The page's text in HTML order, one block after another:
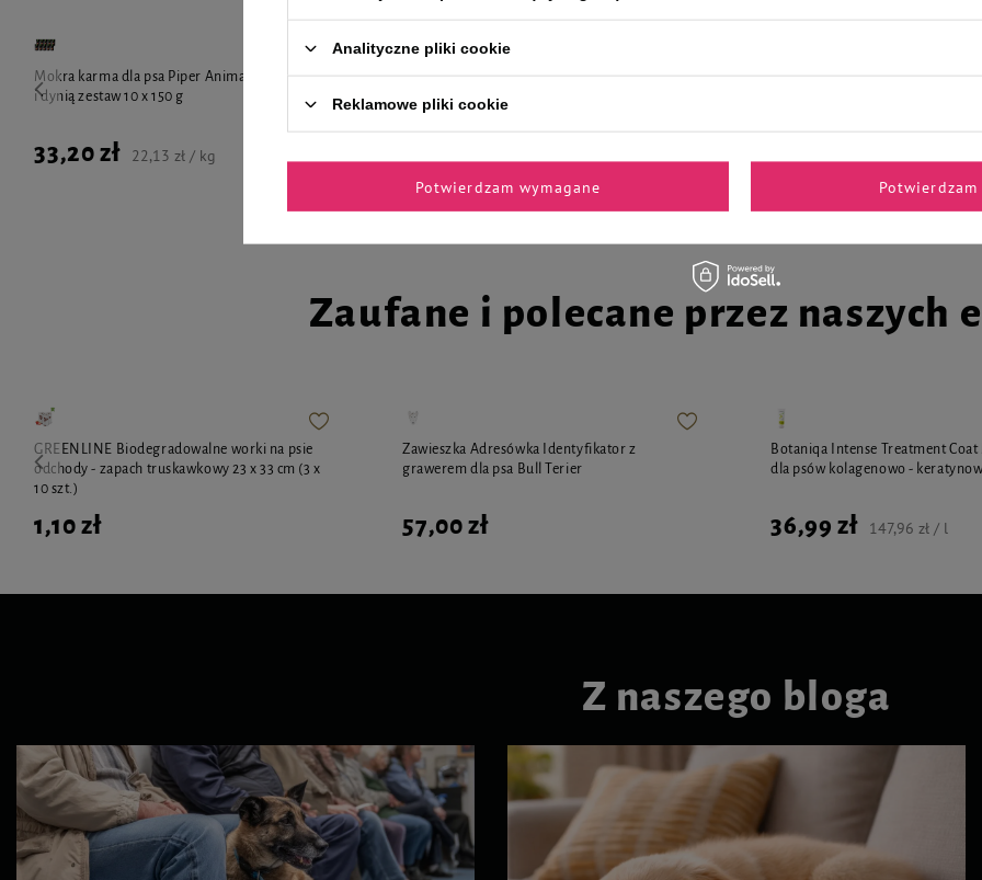
Mokra karma dla psa Piper Animals z dziczyzną
i dynią zestaw 10 x 150 g
33,20 zł 22,13 zł / kg
jagnięciną i marchewką zestaw 10 x 150 g
Zaufane i polecane przez naszych
GREENLINE Biodegradowalne worki na psie
odchody - zapach truskawkowy 23 x 33 cm (3 x
10 szt.)
1,10 zł
Zawieszka Adresówka Identyfikator z
grawerem dla psa Bull Terier
57,00 zł
Botaniqa Intense Treatment Coat
dla psów kolagenowo -
36,99 zł 147,96 zł / l
Z naszego bloga
Analityczne pliki cookie
Reklamowe pliki cookie
Potwierdzam wymagane